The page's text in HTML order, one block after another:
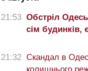
21:53 Обстріл
сім будинків,
21:32 Скандал в